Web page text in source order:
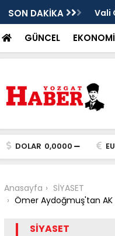
SON DAKİKA Vali
GÜNCEL EKONOMİ
DOLAR 0,0000
Anasayfa
SİYASET
Ömer Aydoğmuş'tan
SİYASET